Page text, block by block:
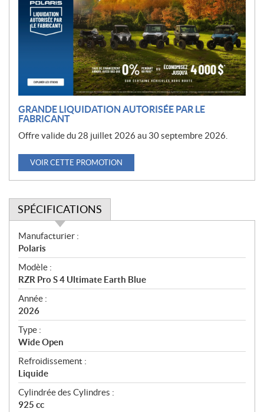
GRANDE LIQUIDATION AUTORISÉE PAR LE
FABRICANT
Offre valide du 28 juillet 2026 au 30 septembre 2026.
VOIR CETTE PROMOTION
SPÉCIFICATIONS
S
p
é
c
i
f
i
c
a
t
i
o
n
s
Manufacturier :
Polaris
Modèle :
RZR Pro S 4 Ultimate Earth Blue
Année :
2026
Type :
Wide Open
Refroidissement :
Liquide
Cylindrée des Cylindres :
925 cc